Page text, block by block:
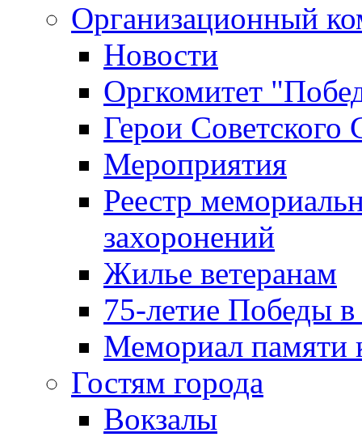
Организационный
Новости
Оргкомитет
Герои Советского
Мероприятия
Реестр
захоронений
Жилье ветеранам
75-летие Победы
Мемориал памяти
Гостям города
Вокзалы